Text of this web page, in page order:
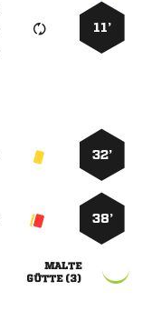
11’
32’
38’

 